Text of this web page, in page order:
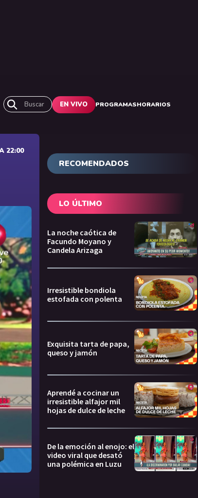
Buscar EN VIVO PROGRAMASHORARIOS
22:00
RECOMENDADOS
LO ÚLTIMO
La noche caótica de
Facundo Moyano y
Candela Arizaga
Irresistible bondiola
estofada con polenta
Exquisita tarta de papa,
queso y jamón
Aprendé a cocinar un
irresistible alfajor mil
hojas de dulce de leche
De la emoción al enojo: el
video viral que desató
una polémica en Luzu